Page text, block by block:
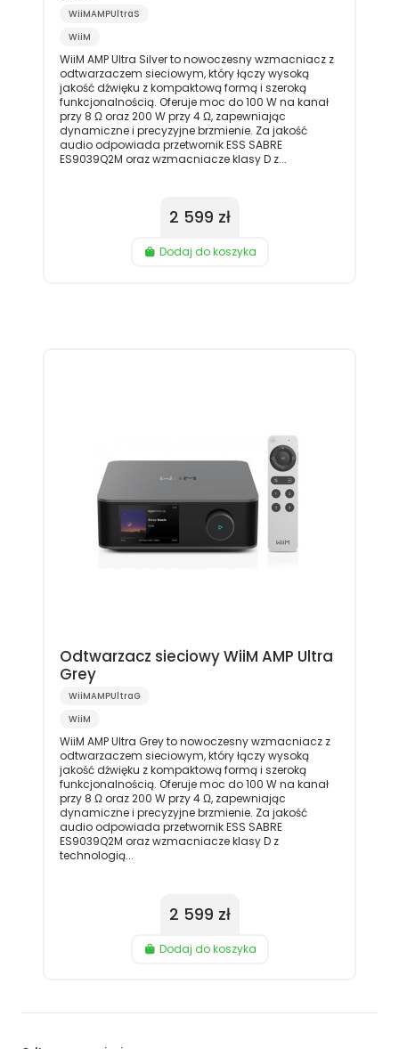
WiiMAMPUltraS
WiiM
WiiM AMP Ultra Silver to nowoczesny wzmacniacz z
odtwarzaczem sieciowym, który łączy wysoką
jakość dźwięku z kompaktową formą i szeroką
funkcjonalnością. Oferuje moc do 100 W na kanał
przy 8 Ω oraz 200 W przy 4 Ω, zapewniając
dynamiczne i precyzyjne brzmienie. Za jakość
audio odpowiada przetwornik ESS SABRE
ES9039Q2M oraz wzmacniacze klasy D z...
2 599 zł
Dodaj do koszyka
Odtwarzacz sieciowy WiiM AMP Ultra
Grey
WiiMAMPUltraG
WiiM
WiiM AMP Ultra Grey to nowoczesny wzmacniacz z
odtwarzaczem sieciowym, który łączy wysoką
jakość dźwięku z kompaktową formą i szeroką
funkcjonalnością. Oferuje moc do 100 W na kanał
przy 8 Ω oraz 200 W przy 4 Ω, zapewniając
dynamiczne i precyzyjne brzmienie. Za jakość
audio odpowiada przetwornik ESS SABRE
ES9039Q2M oraz wzmacniacze klasy D z
technologią...
2 599 zł
Dodaj do koszyka